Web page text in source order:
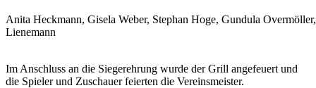
Anita Heckmann, Gisela Weber, Stephan Hoge, Gundula
Lienemann
Im Anschluss an die Siegerehrung wurde der Grill angefeuert und
die Spieler und Zuschauer feierten die Vereinsmeister.